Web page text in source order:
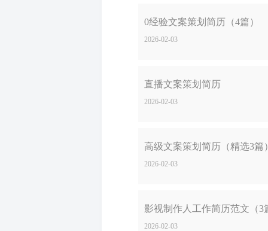
0经验文案策划简历（4篇）
2026-02-03
直播文案策划简历
2026-02-03
高级文案策划简历（精选3篇
2026-02-03
影视制作人工作简历范文（3
2026-02-03